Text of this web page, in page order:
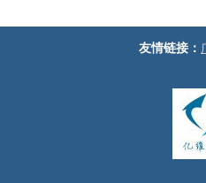
友情链接：